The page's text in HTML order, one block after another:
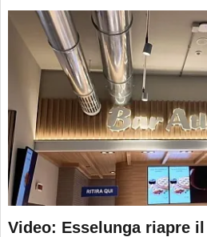
Video: Esselunga riapre